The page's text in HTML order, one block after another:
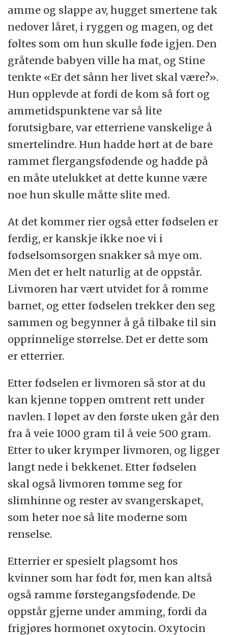
amme og slappe av, hugget smertene tak
nedover låret, i ryggen og magen, og det
føltes som om hun skulle føde igjen. Den
gråtende babyen ville ha mat, og Stine
tenkte «Er det sånn her livet skal være?».
Hun opplevde at fordi de kom så fort og
ammetidspunktene var så lite
forutsigbare, var etterriene vanskelige å
smertelindre. Hun hadde hørt at de bare
rammet flergangsfødende og hadde på
en måte utelukket at dette kunne være
noe hun skulle måtte slite med.
At det kommer rier også etter fødselen er
ferdig, er kanskje ikke noe vi i
fødselsomsorgen snakker så mye om.
Men det er helt naturlig at de oppstår.
Livmoren har vært utvidet for å romme
barnet, og etter fødselen trekker den seg
sammen og begynner å gå tilbake til sin
opprinnelige størrelse. Det er dette som
er etterrier.
Etter fødselen er livmoren så stor at du
kan kjenne toppen omtrent rett under
navlen. I løpet av den første uken går den
fra å veie 1000 gram til å veie 500 gram.
Etter to uker krymper livmoren, og ligger
langt nede i bekkenet. Etter fødselen
skal også livmoren tømme seg for
slimhinne og rester av svangerskapet,
som heter noe så lite moderne som
renselse.
Etterrier er spesielt plagsomt hos
kvinner som har født før, men kan altså
også ramme førstegangsfødende. De
oppstår gjerne under amming, fordi da
frigjøres hormonet oxytocin. Oxytocin